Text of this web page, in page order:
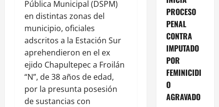
Pública Municipal (DSPM)
en distintas zonas del
municipio, oficiales
adscritos a la Estación Sur
aprehendieron en el ex
ejido Chapultepec a Froilán
“N”, de 38 años de edad,
por la presunta posesión
de sustancias con
PROCESO
PENAL
CONTRA
IMPUTADO
POR
FEMINICIDI
O
AGRAVADO